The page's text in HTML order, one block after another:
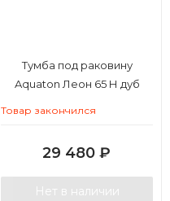
Тумба под раковину
Aquaton Леон 65 Н дуб
Товар закончился
29 480 ₽
Нет в наличии